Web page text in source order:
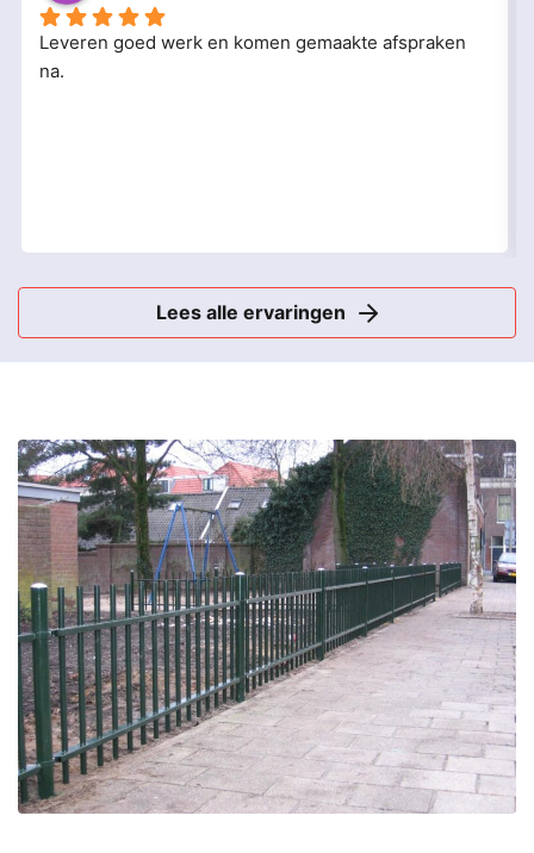
Leveren goed werk en komen gemaakte afspraken
na.
Lees alle ervaringen